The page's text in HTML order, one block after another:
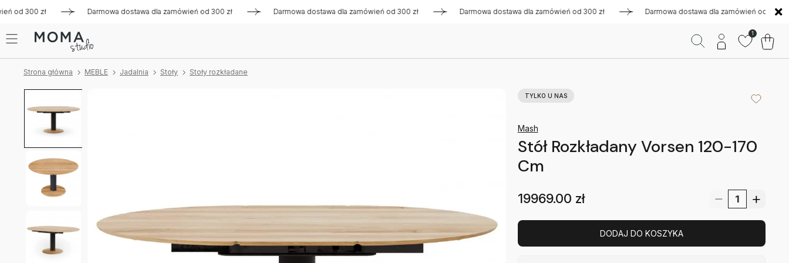
300 zł Darmowa dostawa dla zamówień od 300 zł Darmowa dostawa dla zamówień od 300 zł Darmowa dostawa dla zamówień od 300 zł Darmowa dostawa dla zamówień od 300 zł
1
Strona główna MEBLE Jadalnia Stoły Stoły rozkładane
TYLKO U NAS
Mash
Stół Rozkładany Vorsen 120-170
Cm
19969.00 zł
DODAJ DO KOSZYKA